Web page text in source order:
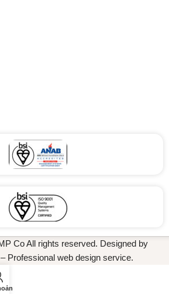
Co All rights reserved. Designed by
Professional web design service.